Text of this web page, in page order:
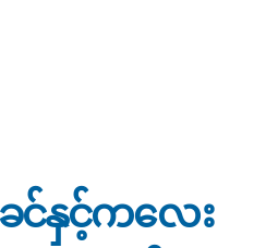
ခင်နှင့်ကလေး